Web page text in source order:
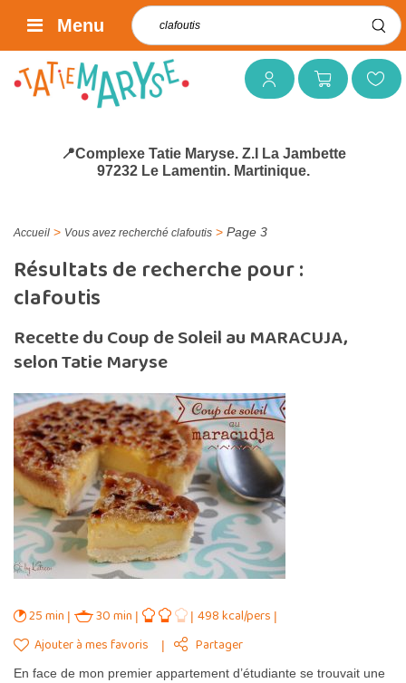
Mon compteMon panierMes favoris
Rechercher :
Menu
📍Complexe Tatie Maryse. Z.I La Jambette
97232 Le Lamentin. Martinique.
Accueil > Vous avez recherché clafoutis > Page 3
Résultats de recherche pour :
clafoutis
Recette du Coup de Soleil au MARACUJA,
selon Tatie Maryse
25 min 30 min
498 kcal/pers
Ajouter à mes favoris
Partager
En face de mon premier appartement d’étudiante se trouvait une